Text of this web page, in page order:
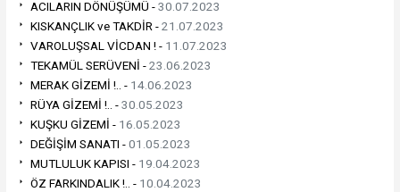
ACILARIN DÖNÜŞÜMÜ -30.07.2023
KISKANÇLIK ve TAKDİR -21.07.2023
VAROLUŞSAL VİCDAN ! - 11.07.2023
TEKAMÜL SERÜVENİ -23.06.2023
MERAK GİZEMİ !.. - 14.06.2023
RÜYA GİZEMİ !.. -30.05.2023
KUŞKU GİZEMİ - 16.05.2023
DEĞİŞİM SANATI -01.05.2023
MUTLULUK KAPISI - 19.04.2023
ÖZ FARKINDALIK !.. - 10.04.2023